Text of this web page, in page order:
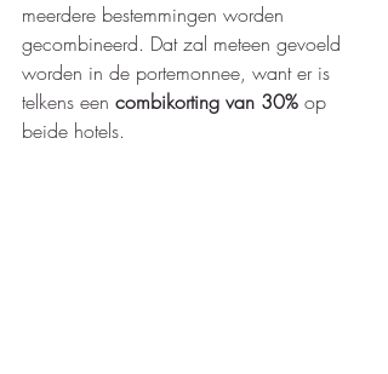
meerdere bestemmingen worden
gecombineerd. Dat zal meteen gevoeld
worden in de portemonnee, want er is
telkens een combikorting van 30% op
beide hotels.